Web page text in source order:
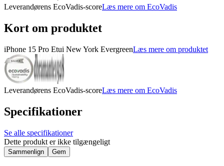
Leverandørens EcoVadis-scoreLæs mere om EcoVadis
Kort om produktet
iPhone 15 Pro Etui New York EvergreenLæs mere om produktet
Leverandørens EcoVadis-scoreLæs mere om EcoVadis
Specifikationer
Se alle specifikationer
Dette produkt er ikke tilgængeligt
Sammenlign Gem